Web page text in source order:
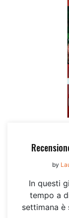
by
In questi
tempo a
settimana è